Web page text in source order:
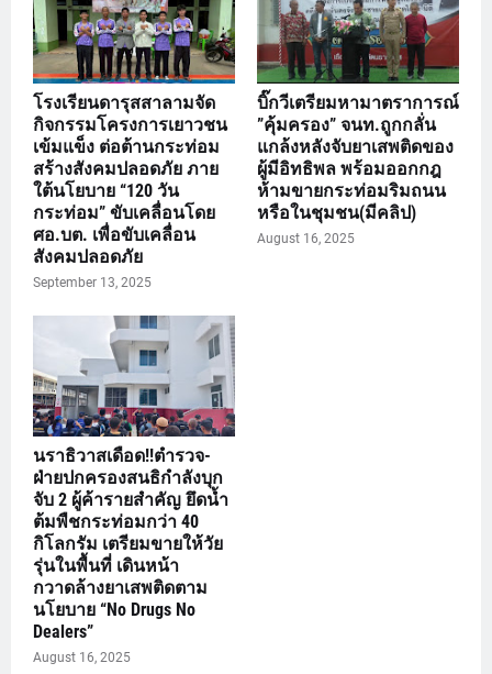
โรงเรียนดารุสสาลามจัด
กิจกรรมโครงการเยาวชน
เข้มแข็ง ต่อต้านกระท่อม
สร้างสังคมปลอดภัย ภาย
ใต้นโยบาย “120 วัน
กระท่อม” ขับเคลื่อนโดย
ศอ.บต. เพื่อขับเคลื่อน
สังคมปลอดภัย
September 13, 2025
บิ๊กวีเตรียมหามาตราการณ์
”คุ้มครอง” จนท.ถูกกลั่น
แกล้งหลังจับยาเสพติดของ
ผู้มีอิทธิพล พร้อมออกกฎ
ห้ามขายกระท่อมริมถนน
หรือในชุมชน(มีคลิป)
August 16, 2025
นราธิวาสเดือด!!ตำรวจ-
ฝ่ายปกครองสนธิกำลังบุก
จับ 2 ผู้ค้ารายสำคัญ ยึดน้ำ
ต้มพืชกระท่อมกว่า 40
กิโลกรัม เตรียมขายให้วัย
รุ่นในพื้นที่ เดินหน้า
กวาดล้างยาเสพติดตาม
นโยบาย “No Drugs No
Dealers”
August 16, 2025